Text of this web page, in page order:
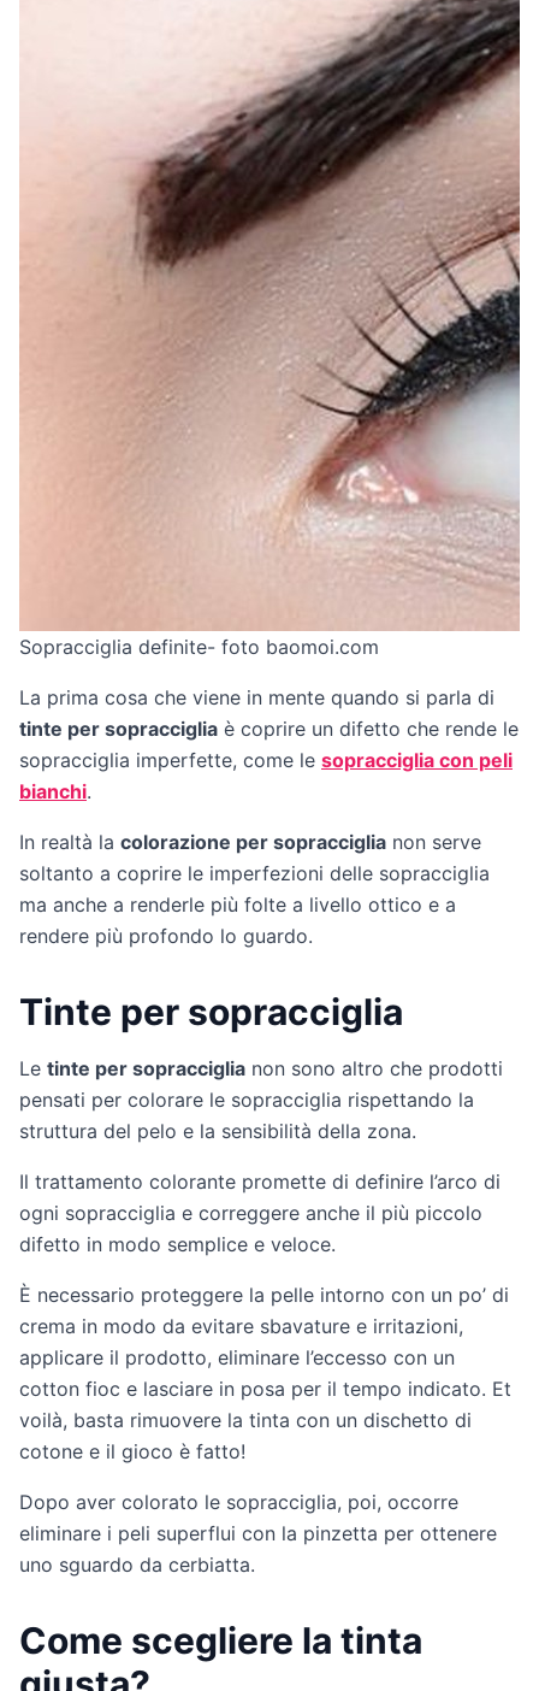
Sopracciglia definite- foto baomoi.com
La prima cosa che viene in mente quando si parla di
tinte per sopracciglia è coprire un difetto che rende le
sopracciglia imperfette, come le sopracciglia con peli
bianchi.
In realtà la colorazione per sopracciglia non serve
soltanto a coprire le imperfezioni delle sopracciglia
ma anche a renderle più folte a livello ottico e a
rendere più profondo lo guardo.
Tinte per sopracciglia
Le tinte per sopracciglia non sono altro che prodotti
pensati per colorare le sopracciglia rispettando la
struttura del pelo e la sensibilità della zona.
Il trattamento colorante promette di definire l’arco di
ogni sopracciglia e correggere anche il più piccolo
difetto in modo semplice e veloce.
È necessario proteggere la pelle intorno con un po’ di
crema in modo da evitare sbavature e irritazioni,
applicare il prodotto, eliminare l’eccesso con un
cotton fioc e lasciare in posa per il tempo indicato. Et
voilà, basta rimuovere la tinta con un dischetto di
cotone e il gioco è fatto!
Dopo aver colorato le sopracciglia, poi, occorre
eliminare i peli superflui con la pinzetta per ottenere
uno sguardo da cerbiatta.
Come scegliere la tinta